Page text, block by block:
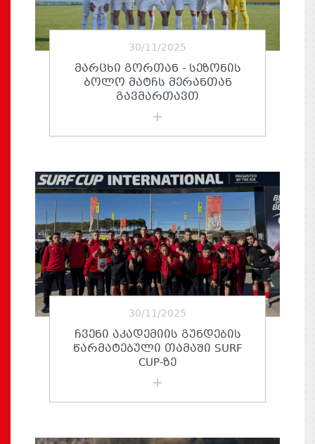
30/11/2025
ᲛᲐᲠᲪᲮᲘ ᲒᲝᲠᲗᲐᲜ - ᲡᲔᲖᲝᲜᲘᲡ
ᲑᲝᲚᲝ ᲛᲐᲢᲩᲡ ᲛᲔᲠᲐᲜᲗᲐᲜ
ᲒᲐᲕᲛᲐᲠᲗᲐᲕᲗ
30/11/2025
ᲩᲕᲔᲜᲘ ᲐᲙᲐᲓᲔᲛᲘᲘᲡ ᲒᲣᲜᲓᲔᲑᲘᲡ
ᲬᲐᲠᲛᲐᲢᲔᲑᲣᲚᲘ ᲗᲐᲛᲐᲨᲘ SURF
CUP-ᲖᲔ